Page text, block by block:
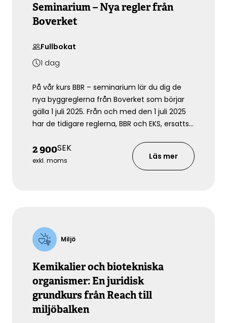
Seminarium – Nya regler från
Boverket
Fullbokat
1 dag
På vår kurs BBR – seminarium lär du dig de
nya byggreglerna från Boverket som börjar
gälla 1 juli 2025. Från och med den 1 juli 2025
har de tidigare reglerna, BBR och EKS, ersatts
funktionskrav, ökat tolkningsansvar och
större flexibilitet. I detta 3-
timmarsseminarium får du en tydlig och
2 900SEK
exkl. moms Läs mer
Miljö
Kemikalier och biotekniska
organismer: En juridisk
grundkurs från Reach till
miljöbalken